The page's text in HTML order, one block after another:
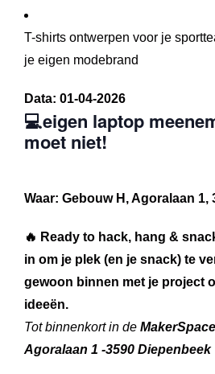
T-shirts ontwerpen voor je
je eigen modebrand
Data: 01-04-2026
💻eigen laptop
moet niet!
Waar: Gebouw H, Agoralaan 1,
🔥 Ready to hack, hang &
in om je plek (en je snack) te
gewoon binnen met je project
ideeën.
Tot binnenkort in de
Agoralaan 1 -3590 Diepenbeek